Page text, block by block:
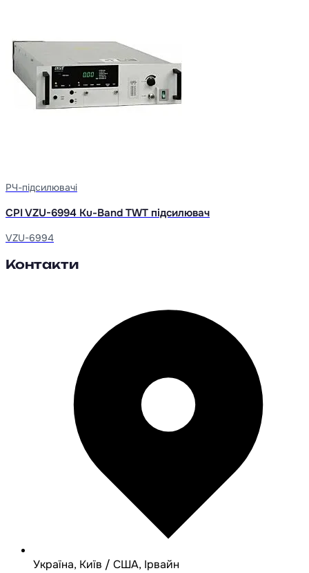
РЧ-підсилювачі
CPI VZU-6994 Ku-Band TWT підсилювач
VZU-6994
Контакти
Україна, Київ / США, Ірвайн